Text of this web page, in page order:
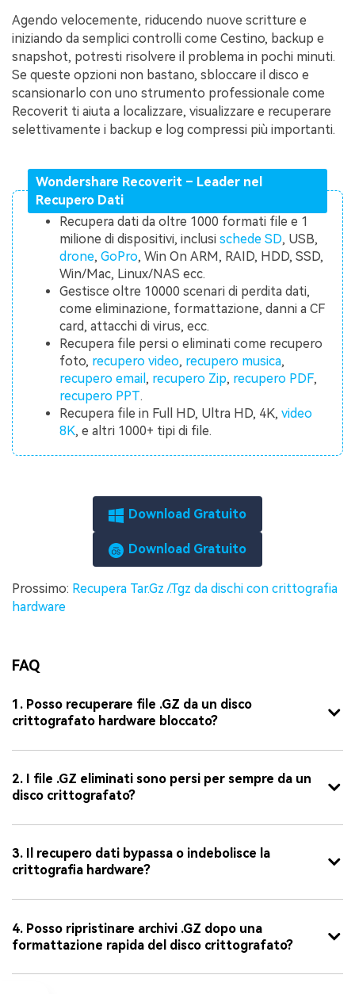
Agendo velocemente, riducendo nuove scritture e
iniziando da semplici controlli come Cestino, backup e
snapshot, potresti risolvere il problema in pochi minuti.
Se queste opzioni non bastano, sbloccare il disco e
scansionarlo con uno strumento professionale come
Recoverit ti aiuta a localizzare, visualizzare e recuperare
selettivamente i backup e log compressi più importanti.
Wondershare Recoverit – Leader nel
Recupero Dati
Recupera dati da oltre 1000 formati file e 1
milione di dispositivi, inclusischede SD, USB,
drone,GoPro, Win On ARM, RAID, HDD, SSD,
Win/Mac, Linux/NAS ecc.
Gestisce oltre 10000 scenari di perdita dati,
come eliminazione, formattazione, danni a CF
card, attacchi di virus, ecc.
Recupera file persi o eliminati come recupero
foto, recupero video, recupero musica,
recupero email , recupero Zip, recupero PDF,
recupero PPT.
Recupera file in Full HD, Ultra HD, 4K,video
8K, e altri 1000+ tipi di file.
Download Gratuito
Download Gratuito
Prossimo: Recupera Tar.Gz /.Tgz da dischi con crittografia
hardware
FAQ
1. Posso recuperare file .GZ da un disco
crittografato hardware bloccato?
2. I file .GZ eliminati sono persi per sempre da un
disco crittografato?
3. Il recupero dati bypassa o indebolisce la
crittografia hardware?
4. Posso ripristinare archivi .GZ dopo una
formattazione rapida del disco crittografato?